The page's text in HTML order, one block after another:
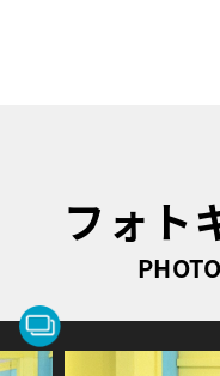
フォト